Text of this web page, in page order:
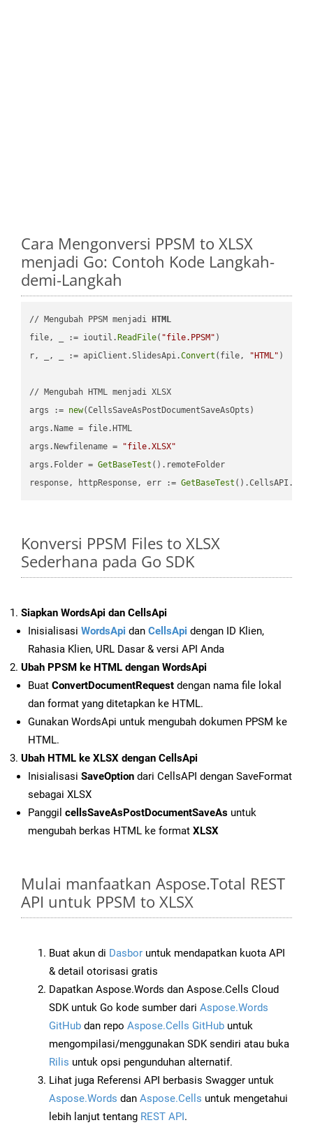
Cara Mengonversi PPSM to XLSX
menjadi Go: Contoh Kode Langkah-
demi-Langkah
// Mengubah PPSM menjadi
HTML
file, _ := ioutil. ReadFile( "file.PPSM" )
r, _, _ := apiClient.SlidesApi.Convert (file, "HTML" )
// Mengubah HTML menjadi XLSX
args := new(CellsSaveAsPostDocumentSaveAsOpts)
args.Name = file.HTML
args.Newfilename =
"file.XLSX"
args.Folder = GetBaseTest ().remoteFolder
response, httpResponse, err := GetBaseTest ().CellsAPI.
Konversi PPSM Files to XLSX
Sederhana pada Go SDK
Siapkan WordsApi dan CellsApi
Inisialisasi WordsApi dan CellsApi dengan ID Klien,
Rahasia Klien, URL Dasar & versi API Anda
Ubah PPSM ke HTML dengan WordsApi
Buat ConvertDocumentRequest dengan nama file lokal
dan format yang ditetapkan ke HTML.
Gunakan WordsApi untuk mengubah dokumen PPSM ke
HTML.
Ubah HTML ke XLSX dengan CellsApi
Inisialisasi SaveOption dari CellsAPI dengan SaveFormat
sebagai XLSX
Panggil cellsSaveAsPostDocumentSaveAs untuk
mengubah berkas HTML ke format XLSX
Mulai manfaatkan Aspose.Total REST
API untuk PPSM to XLSX
Buat akun di Dasbor untuk mendapatkan kuota API
& detail otorisasi gratis
Dapatkan Aspose.Words dan Aspose.Cells Cloud
SDK untuk Go kode sumber dari Aspose.Words
GitHub dan repo Aspose.Cells GitHub untuk
mengompilasi/menggunakan SDK sendiri atau buka
Rilis untuk opsi pengunduhan alternatif.
Lihat juga Referensi API berbasis Swagger untuk
Aspose.Words dan Aspose.Cells untuk mengetahui
lebih lanjut tentang REST API.